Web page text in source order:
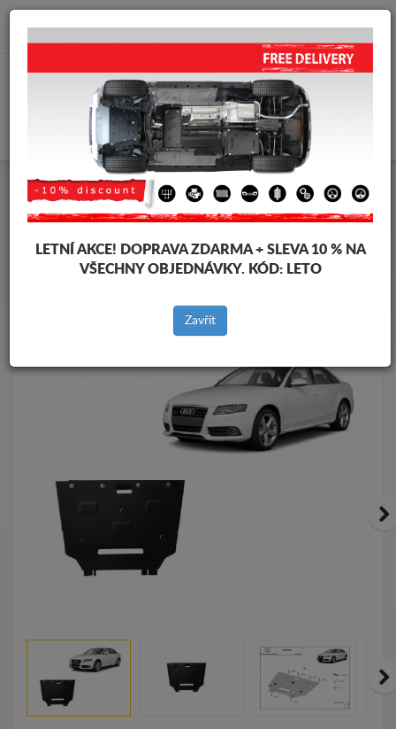
info@krytpodmotor.com
Kryt pod motor Audi Kryt pod motor Audi A4
vozidel
Značky vozidel
Zpět na produkty
LETNÍ AKCE! DOPRAVA ZDARMA + SLEVA 10 % NA
VŠECHNY OBJEDNÁVKY. KÓD: LETO
Zavřít